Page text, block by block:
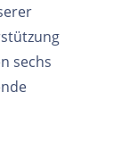
sechs